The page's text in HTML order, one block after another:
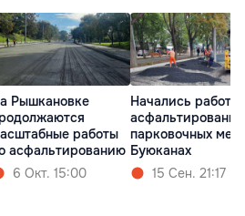
Рышкановке
работы
асфальтированию
6 Окт. 15:00
Начались работы
парковочных
Буюканах
15 Сен. 21:17